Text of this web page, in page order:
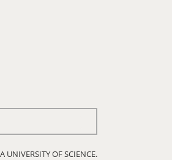
UNIVERSITY OF SCIENCE.